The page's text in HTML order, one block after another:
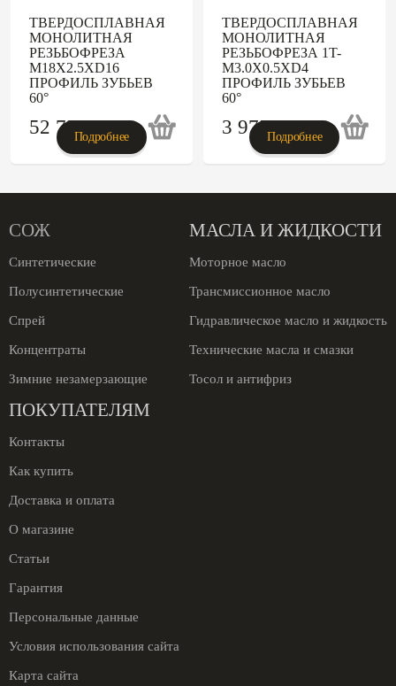
ТВЕРДОСПЛАВНАЯ
МОНОЛИТНАЯ
РЕЗЬБОФРЕЗА
M18X2.5XD16
ПРОФИЛЬ ЗУБЬЕВ
60°
52 735p
Подробнее
ТВЕРДОСПЛАВНАЯ
МОНОЛИТНАЯ
РЕЗЬБОФРЕЗА 1T-
M3.0X0.5XD4
ПРОФИЛЬ ЗУБЬЕВ
60°
3 975p
Подробнее
СОЖ
Синтетические
Полусинтетические
Спрей
Концентраты
Зимние незамерзающие
МАСЛА И ЖИДКОСТИ
Моторное масло
Трансмиссионное масло
Гидравлическое масло и жидкость
Технические масла и смазки
Тосол и антифриз
ПОКУПАТЕЛЯМ
Контакты
Как купить
Доставка и оплата
О магазине
Статьи
Гарантия
Персональные данные
Условия использования сайта
Карта сайта